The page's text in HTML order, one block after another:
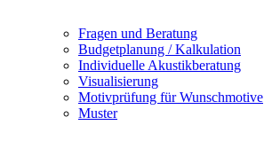
Fragen und Beratung
Budgetplanung / Kalkulation
Individuelle Akustikberatung
Visualisierung
Motivprüfung für Wunschmotive
Muster